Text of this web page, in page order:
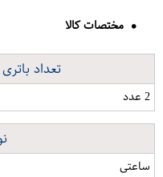
مختصات کالا
تعداد
2 عدد
ساعتی